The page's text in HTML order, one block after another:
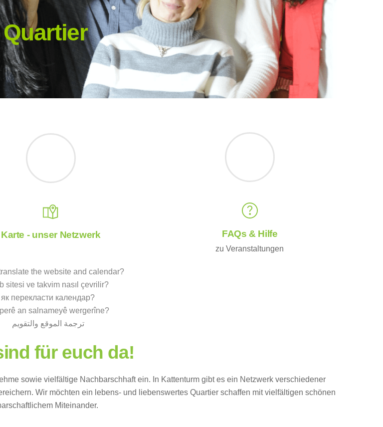
Karte - unser Netzwerk FAQs & Hilfe
zu Veranstaltungen
the website and calendar?
sitesi ve takvim nasıl çevrilir?
як перекласти календар?
an salnameyê wergerîne?
ترجمة الموقع والتقويم
für euch da!
sowie vielfältige Nachbarschhaft ein. In Kattenturm gibt es ein Netzwerk verschiedener
Wir möchten ein lebens- und liebenswertes Quartier schaffen mit vielfältigen schönen
Miteinander.